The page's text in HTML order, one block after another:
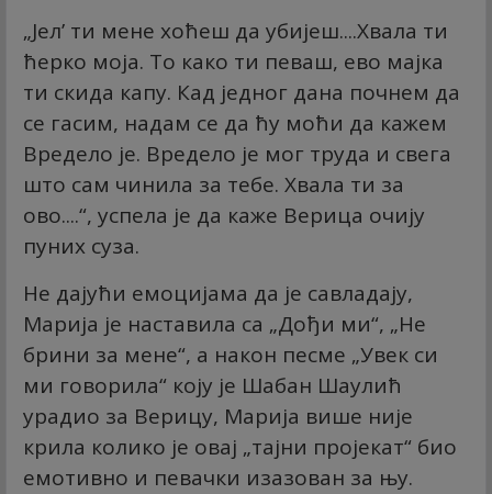
„Јел’ ти мене хоћеш да убијеш....Хвала ти
ћерко моја. То како ти певаш, ево мајка
ти скида капу. Кад једног дана почнем да
се гасим, надам се да ћу моћи да кажем
Вредело је. Вредело је мог труда и свега
што сам чинила за тебе. Хвала ти за
ово....“, успела је да каже Верица очију
пуних суза.
Не дајући емоцијама да је савладају,
Марија је наставила са „Дођи ми“, „Не
брини за мене“, а након песме „Увек си
ми говорила“ коју је Шабан Шаулић
урадио за Верицу, Марија више није
крила колико је овај „тајни пројекат“ био
емотивно и певачки изазован за њу.